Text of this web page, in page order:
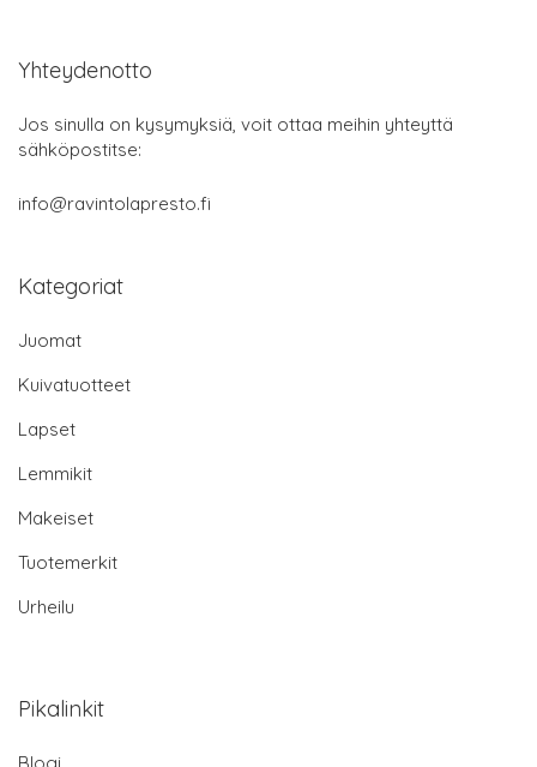
Yhteydenotto
Jos sinulla on kysymyksiä, voit ottaa meihin yhteyttä
sähköpostitse:
info@ravintolapresto.fi
Kategoriat
Juomat
Kuivatuotteet
Lapset
Lemmikit
Makeiset
Tuotemerkit
Urheilu
Pikalinkit